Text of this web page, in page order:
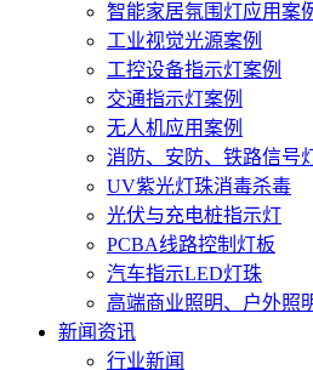
智能家居氛围灯应用案
工业视觉光源案例
工控设备指示灯案例
交通指示灯案例
无人机应用案例
消防、安防、铁路信号
UV紫光灯珠消毒杀毒
光伏与充电桩指示灯
PCBA线路控制灯板
汽车指示LED灯珠
高端商业照明、户外照
新闻资讯
行业新闻